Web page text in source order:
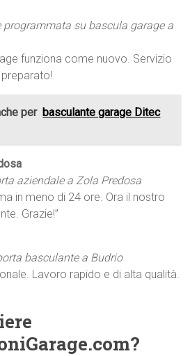
programmata su bascula garage a
funziona come nuovo. Servizio
per basculante garage Ditec
aziendale a Zola Predosa
in meno di 24 ore. Ora il nostro
Grazie!”
basculante a Budrio
Lavoro rapido e di alta qualità.